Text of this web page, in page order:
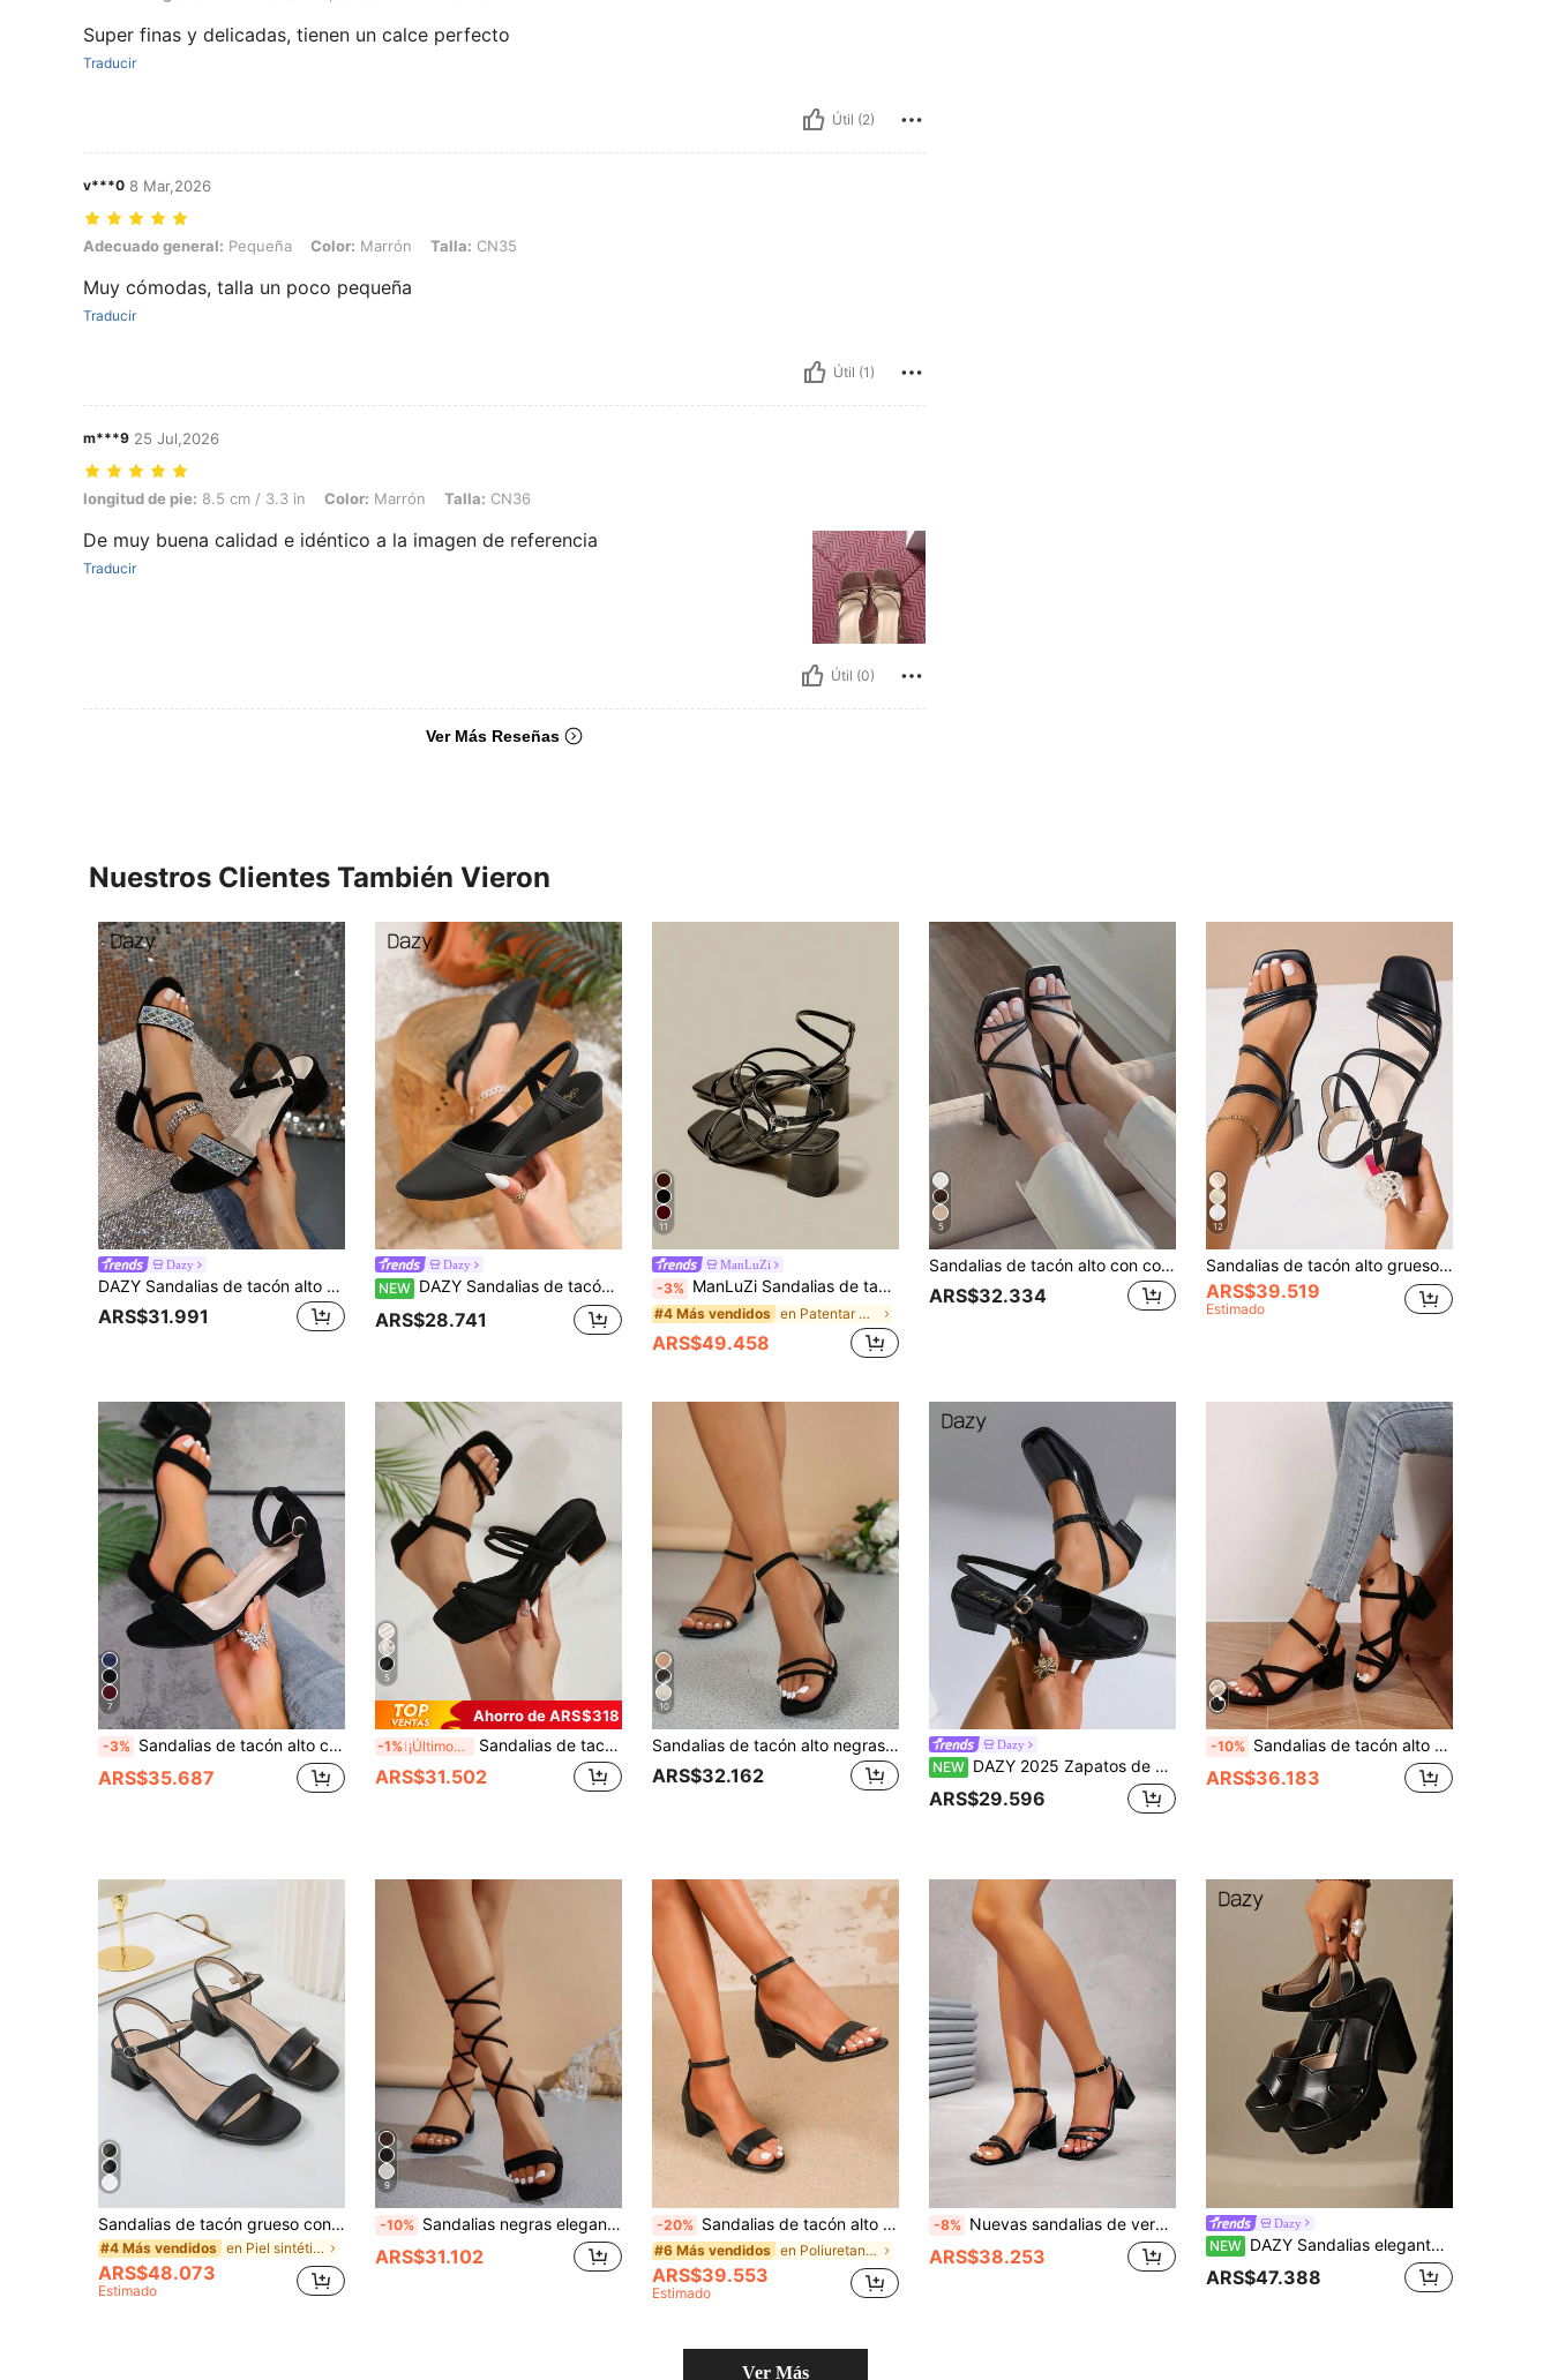
Super finas y delicadas, tienen un calce perfecto
Traducir
Útil (2)
v***0 8 Mar,2026
Adecuado general: Pequeña, Color: Marrón, Talla: CN35
Adecuado general: Pequeña Color: Marrón Talla: CN35
Muy cómodas, talla un poco pequeña
Traducir
Útil (1)
m***9 25 Jul,2026
longitud de pie: 8.5 cm / 3.3 in, Color: Marrón, Talla: CN36
longitud de pie: 8.5 cm / 3.3 in Color: Marrón Talla: CN36
De muy buena calidad e idéntico a la imagen de referencia
Traducir
Útil (0)
Ver Más Reseñas
Nuestros Clientes También Vieron
Dazy
DAZY Sandalias de tacón alto con cristales para mujer, estilo veraniego con tacón grueso, correa con hebilla, sandalias negras elegantes para vacaciones, uso al aire libre, zapatos de tacón alto para San Valentín
ARS$31.991
Dazy
NEW DAZY Sandalias de tacón de bloque con punta puntiaguda para mujer, sandalias elegantes y formales con tacón negro para usar al aire libre en primavera y verano
ARS$28.741
11
ManLuZi
-3% ManLuZi Sandalias de tacón alto de cuero charol negro para mujer, sandalias de tacón grueso con tiras cruzadas, punta abierta y cordones, zapatos de verano, sandalias con cordones, tacones altos, verano, ropa de noche
#4 Más vendidos en Patentar Sandalias De Mujer
ARS$49.458
5
Sandalias de tacón alto con cordones negras para mujer, sandalias elegantes y minimalistas de moda casual
ARS$32.334
12
Sandalias de tacón alto grueso y punta cuadrada para mujer, sandalias de verano, sandalias de tacón alto versátiles con suela blanda y correa al tobillo para exteriores, punta abierta para fiesta, sandalias
ARS$39.519
Estimado
7
-3% Sandalias de tacón alto con punta cuadrada para mujer, de unicolor, estilo gótico bohemio elegante y vanguardista, de tela, para oficina, hogar, exterior, boda, festival y verano
ARS$35.687
5
Ahorro de ARS$318
-1% ¡Últimos 2 días Sandalias de tacón alto deslizantes de moda para mujer, sandalias de vestir con tira blanca versátil, punta abierta y tacón cuadrado grueso, para atuendos de primavera y verano
ARS$31.502
10
Sandalias de tacón alto negras para mujer, elegantes sandalias de ante sintético con punta abierta, tacón de bloque y correa de tobillo para el verano, tacones gruesos
ARS$32.162
Dazy
NEW DAZY 2025 Zapatos de mujer estilo Mary Jane de oro claro con efecto metalizado, apropiados para ir al trabajo, citas, fiestas, vacaciones y la temporada primaveral. Mocasines planos con cordones sencillos para primavera y Pascua. Nuevas sandalias de tacón alto de unicolor y cristales, de alta moda, para mujeres de talla grande.
ARS$29.596
-10% Sandalias de tacón alto con punta redonda y tiras cruzadas, estilo clásico europeo y americano, para atuendos de primavera y verano
ARS$36.183
Sandalias de tacón grueso con espalda abierta para mujer, zapatos de tacón medio de moda talla grande con punta abierta y correa trasera
#4 Más vendidos en Piel sintética en contraste Sandalias De Mujer
ARS$48.073
Estimado
9
-10% Sandalias negras elegantes para mujer, sandalias de ante sintético con múltiples tiras y correa de tobillo, tacón bajo y grueso, zapatos de verano
ARS$31.102
-20% Sandalias de tacón alto versátiles para mujer, tacón grueso nuevo estilo punta abierta correa única tacones altos 2.17in negro clásico punta redonda, talla grande 44, calzado estilo minimalista de vacaciones adecuado para uso diario, playa y ocasiones especiales de mujer
#6 Más vendidos en Poliuretano Sandalias De Mujer
ARS$39.553
Estimado
-8% Nuevas sandalias de verano elegantes y prácticas con correa doble de cuero patentado, punta cuadrada y tacón ancho, diseño con hebilla metálica y cordones, adecuadas para ir al trabajo, citas y ocasiones al aire libre
ARS$38.253
Dazy
NEW DAZY Sandalias elegantes de tacón alto negro para mujer, para fiestas al aire libre en verano, ligeras y cómodas, con correa de tobillo, cierre de gancho y bucle, tacón grueso y suela gruesa
ARS$47.388
Ver Más